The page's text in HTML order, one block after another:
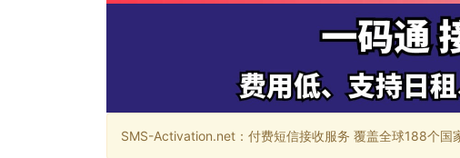
SMS-Activation.net：付费短信接收服务 覆盖全球188个